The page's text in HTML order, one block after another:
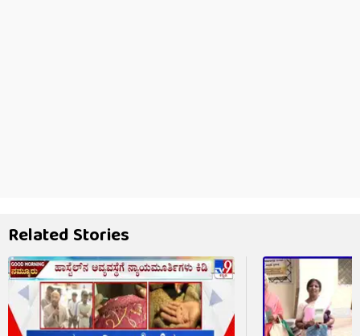
Related Stories